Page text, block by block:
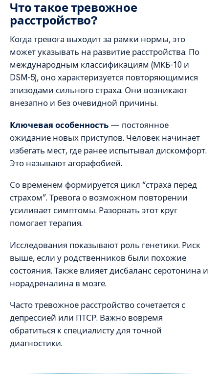
Что такое тревожное
расстройство?
Когда тревога выходит за рамки нормы, это
может указывать на развитие расстройства. По
международным классификациям (МКБ-10 и
DSM-5), оно характеризуется повторяющимися
эпизодами сильного страха. Они возникают
внезапно и без очевидной причины.
Ключевая особенность — постоянное
ожидание новых приступов. Человек начинает
избегать мест, где ранее испытывал дискомфорт.
Это называют агорафобией.
Со временем формируется цикл “страха перед
страхом”. Тревога о возможном повторении
усиливает симптомы. Разорвать этот круг
помогает терапия.
Исследования показывают роль генетики. Риск
выше, если у родственников были похожие
состояния. Также влияет дисбаланс серотонина и
норадреналина в мозге.
Часто тревожное расстройство сочетается с
депрессией или ПТСР. Важно вовремя
обратиться к специалисту для точной
диагностики.